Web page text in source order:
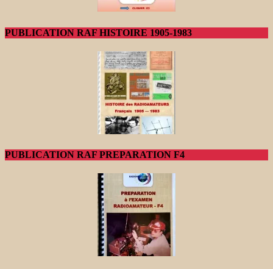
PUBLICATION RAF HISTOIRE 1905-1983
PUBLICATION RAF PREPARATION F4